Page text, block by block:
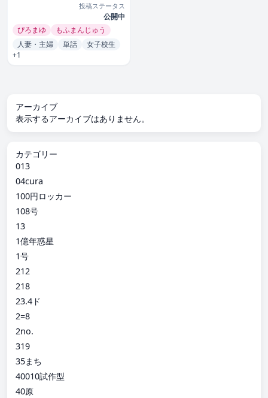
投稿ステータス
公開中
ぴろまゆ
もふまんじゅう
人妻・主婦
単話
女子校生
+1
アーカイブ
表示するアーカイブはありません。
カテゴリー
013
04cura
100円ロッカー
108号
13
1億年惑星
1号
212
218
23.4ド
2=8
2no.
319
35まち
40010試作型
40原